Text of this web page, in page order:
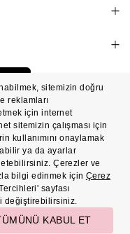
lisansı aracılığıyla işletilen ticari
İşlem Rehberi